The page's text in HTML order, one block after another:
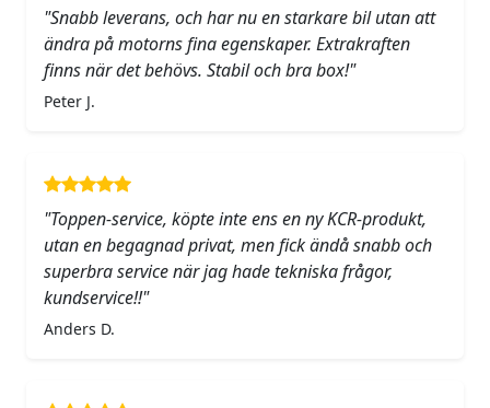
"Snabb leverans, och har nu en starkare bil utan att
ändra på motorns fina egenskaper. Extrakraften
finns när det behövs. Stabil och bra box!"
Peter J.
"Toppen-service, köpte inte ens en ny KCR-produkt,
utan en begagnad privat, men fick ändå snabb och
superbra service när jag hade tekniska frågor,
kundservice!!"
Anders D.